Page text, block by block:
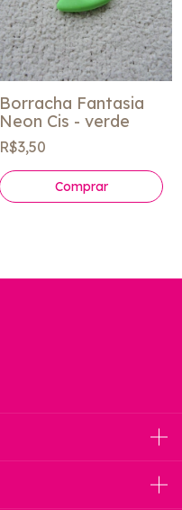
Borracha Fantasia
Neon Cis - verde
R$3,50